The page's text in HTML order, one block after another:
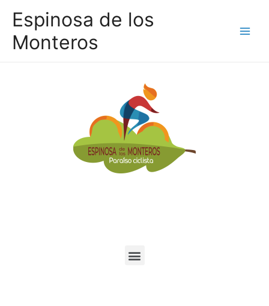
Espinosa de los
Monteros